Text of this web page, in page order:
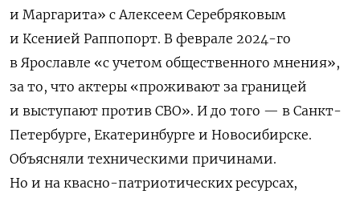
и Маргарита» с Алексеем Серебряковым
и Ксенией Раппопорт. В феврале 2024-го
в Ярославле «с учетом общественного мнения»,
за то, что актеры «проживают за границей
и выступают против СВО». И до того — в Санкт-
Петербурге, Екатеринбурге и Новосибирске.
Объясняли техническими причинами.
Но и на квасно-патриотических ресурсах,